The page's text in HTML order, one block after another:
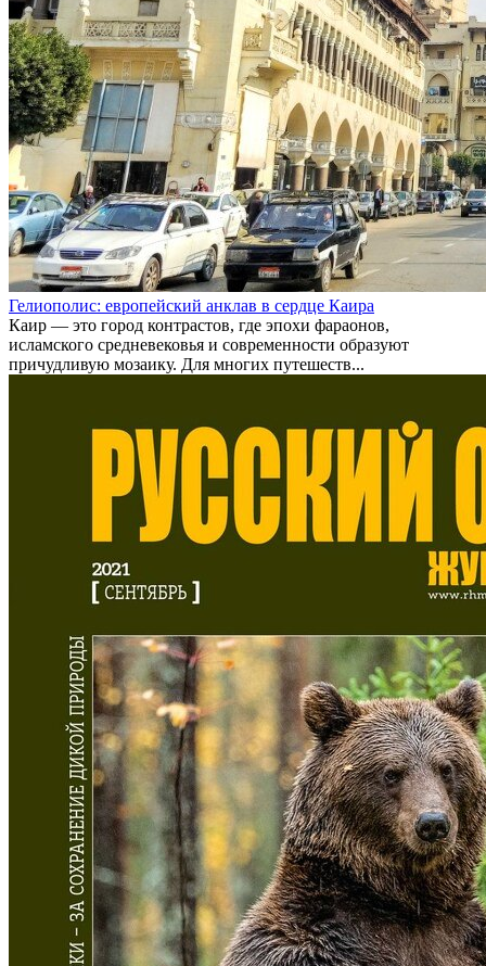
Гелиополис: европейский анклав в сердце Каира
Каир — это город контрастов, где эпохи фараонов,
исламского средневековья и современности образуют
причудливую мозаику. Для многих путешеств...